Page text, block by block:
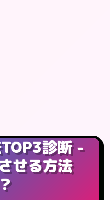
診断 -
せる方法